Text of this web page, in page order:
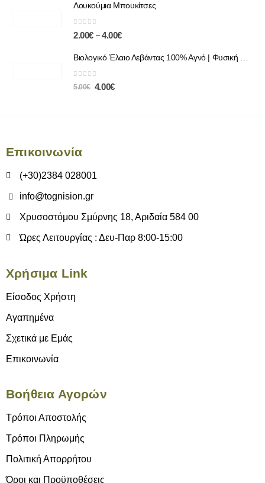
Λουκούμια Μπουκίτσες
0out of 5
2.00€ – 4.00€
0 out of 5
5.00€ 4.00€
Επικοινωνία
(+30)2384 028001
info@tognision.gr
Χρυσοστόμου Σμύρνης 18, Αριδαία 584 00
Ώρες Λειτουργίας : Δευ-Παρ 8:00-15:00
Χρήσιμα Link
Είσοδος Χρήστη
Αγαπημένα
Σχετικά με Εμάς
Επικοινωνία
Βοήθεια Αγορών
Τρόποι Αποστολής
Τρόποι Πληρωμής
Πολιτική Απορρήτου
Όροι και Προϋποθέσεις